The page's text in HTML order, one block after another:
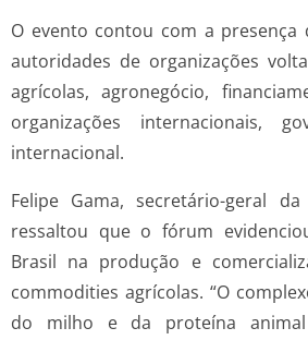
O evento contou com a presença
autoridades de organizações
agrícolas, agronegócio,
organizações internacionais,
internacional.
Felipe Gama, secretário-geral
ressaltou que o fórum
Brasil na produção e
commodities agrícolas. “O
do milho e da proteína